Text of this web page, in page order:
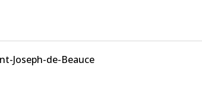
Joseph-de-Beauce